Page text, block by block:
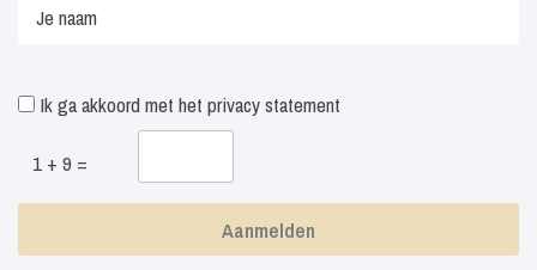
Ik ga akkoord met het privacy statement
1 + 9 =